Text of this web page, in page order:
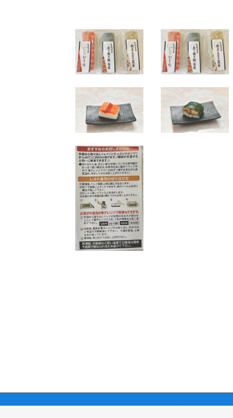
お買いものガイド 当サイトについて